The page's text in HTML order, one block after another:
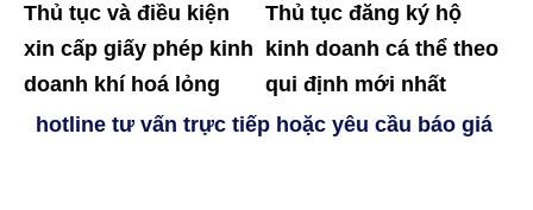
Thủ tục và điều kiện
xin cấp giấy phép kinh
doanh khí hoá lỏng
Thủ tục đăng ký hộ
kinh doanh cá thể theo
qui định mới nhất
hotline tư vấn trực tiếp hoặc yêu cầu báo giá